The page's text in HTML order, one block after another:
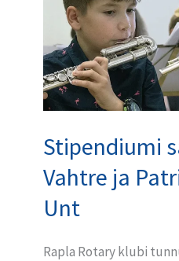
Stipendiumi
Vahtre ja
Unt
Rapla Rotary klubi
Kert
Vahtre
ja
Patrik
Unt